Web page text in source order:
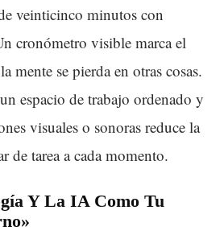
veinticinco minutos con
cronómetro visible marca el
mente se pierda en otras cosas.
espacio de trabajo ordenado y
visuales o sonoras reduce la
de tarea a cada momento.
Y La IA Como Tu